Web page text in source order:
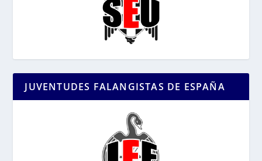
JUVENTUDES FALANGISTAS DE ESPAÑA